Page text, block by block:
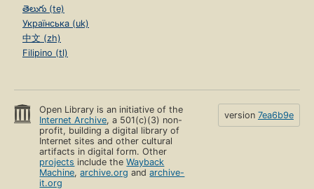
తెలుగు (te)
Українська (uk)
中文 (zh)
Filipino (tl)
Open Library is an initiative of the
Internet Archive, a 501(c)(3) non-
profit, building a digital library of
Internet sites and other cultural
artifacts in digital form. Other
projects include theWayback
Machine,archive.org andarchive-
it.org
version 7ea6b9e